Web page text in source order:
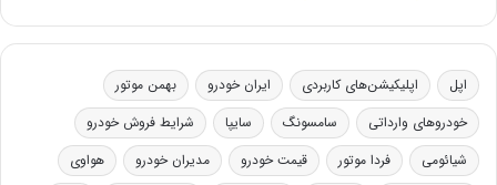
اپل اپلیکیشن‌های کاربردی ایران خودرو
بهمن موتور
خودروهای وارداتی
سامسونگ سایپا
شرایط فروش خودرو
شیائومی
فردا موتور قیمت خودرو مدیران خودرو
هواوی